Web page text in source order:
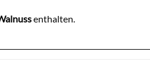
enthalten.